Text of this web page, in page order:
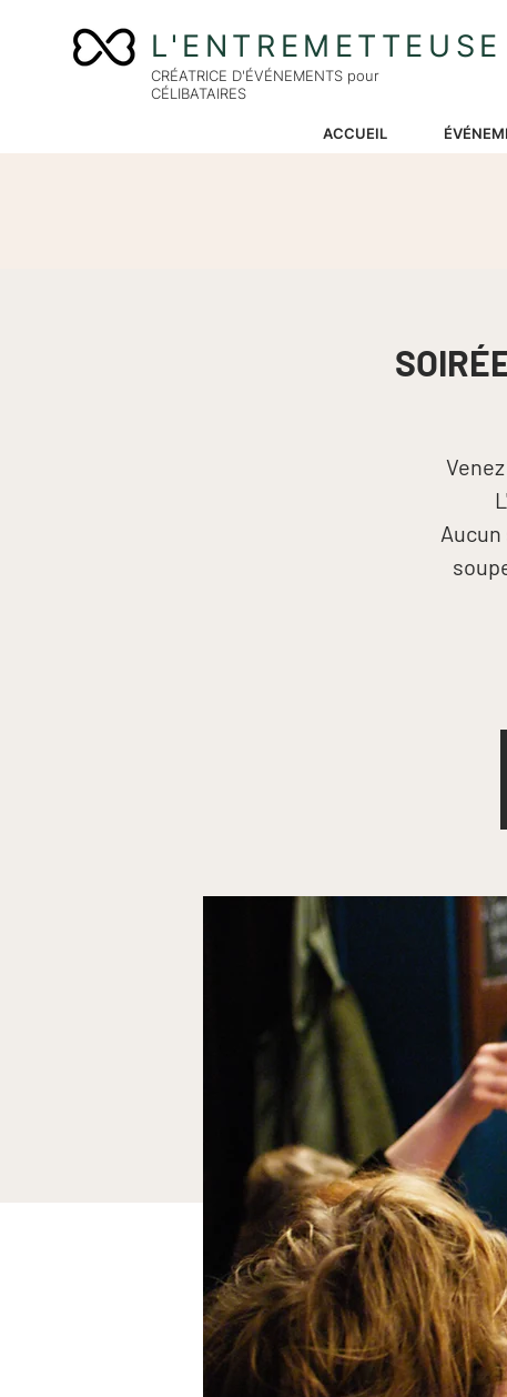
L'ENTREMETTEUSE
CRÉATRICE D'ÉVÉNEMENTS pour
CÉLIBATAIRES
ACCUEIL